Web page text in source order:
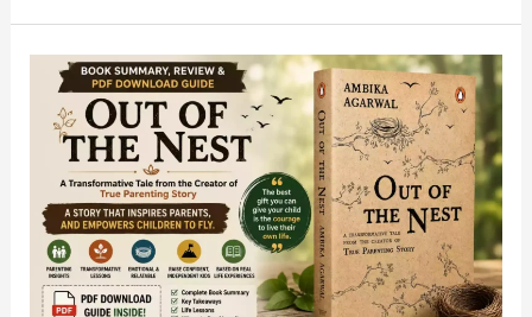
Than
Enough
Laxmi
Book
Summary
Hindi